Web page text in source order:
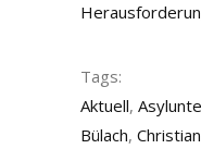
Tags:
Aktuell,
Bülach,